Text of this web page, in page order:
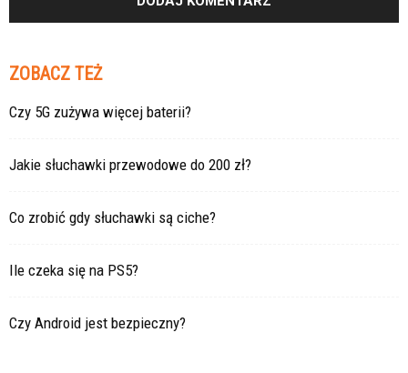
ZOBACZ TEŻ
Czy 5G zużywa więcej baterii?
Jakie słuchawki przewodowe do 200 zł?
Co zrobić gdy słuchawki są ciche?
Ile czeka się na PS5?
Czy Android jest bezpieczny?